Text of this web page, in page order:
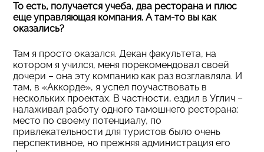
То есть, получается учеба, два ресторана и плюс
еще управляющая компания. А там-то вы как
оказались?
Там я просто оказался. Декан факультета, на
котором я учился, меня порекомендовал своей
дочери – она эту компанию как раз возглавляла. И
там, в «Аккорде», я успел поучаствовать в
нескольких проектах. В частности, ездил в Углич –
налаживал работу одного тамошнего ресторана:
место по своему потенциалу, по
привлекательности для туристов было очень
перспективное, но прежняя администрация его